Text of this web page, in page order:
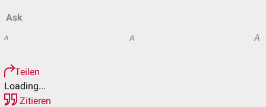
Ask
A A A
Teilen
Loading...
Zitieren